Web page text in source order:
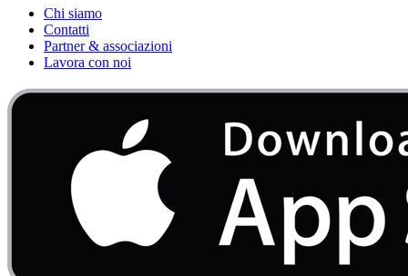
Chi siamo
Contatti
Partner & associazioni
Lavora con noi